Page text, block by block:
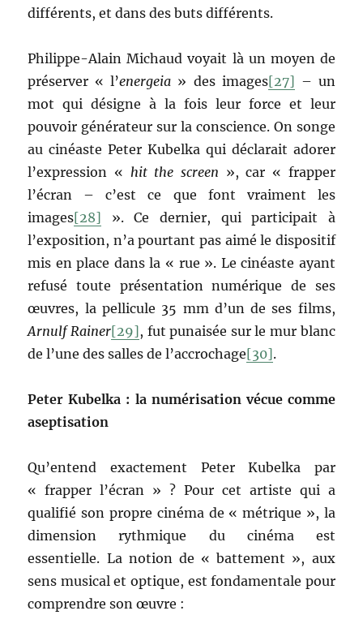
différents, et dans des buts différents.
Philippe-Alain Michaud voyait là un moyen de
préserver « l’energeia » des images[27] – un
mot qui désigne à la fois leur force et leur
pouvoir générateur sur la conscience. On songe
au cinéaste Peter Kubelka qui déclarait adorer
l’expression « hit the screen », car « frapper
l’écran – c’est ce que font vraiment les
images[28] ». Ce dernier, qui participait à
l’exposition, n’a pourtant pas aimé le dispositif
mis en place dans la « rue ». Le cinéaste ayant
refusé toute présentation numérique de ses
œuvres, la pellicule 35 mm d’un de ses films,
Arnulf Rainer[29], fut punaisée sur le mur blanc
de l’une des salles de l’accrochage[30].
Peter Kubelka : la numérisation vécue comme
aseptisation
Qu’entend exactement Peter Kubelka par
« frapper l’écran » ? Pour cet artiste qui a
qualifié son propre cinéma de « métrique », la
dimension rythmique du cinéma est
essentielle. La notion de « battement », aux
sens musical et optique, est fondamentale pour
comprendre son œuvre :